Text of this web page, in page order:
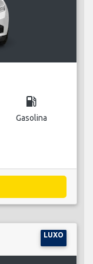
local_gas_station
Gasolina
LUXO